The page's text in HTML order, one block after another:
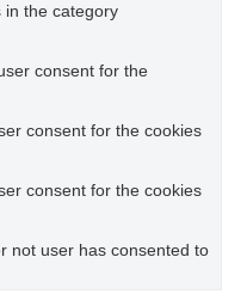
in the category
consent for the
consent for the cookies
consent for the cookies
not user has consented to